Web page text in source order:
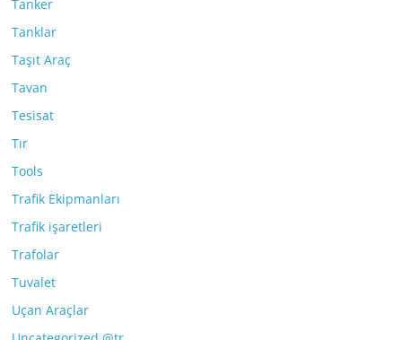
Tanker
Tanklar
Taşıt Araç
Tavan
Tesisat
Tır
Tools
Trafik Ekipmanları
Trafik işaretleri
Trafolar
Tuvalet
Uçan Araçlar